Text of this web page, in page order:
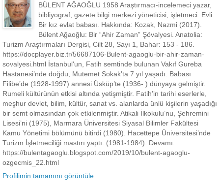
BÜLENT AĞAOĞLU 1958 Araştırmacı-incelemeci yazar,
bibliyograf, gazete bilgi merkezi yöneticisi, işletmeci. Evli.
Bir kız evlat babası. Hakkında: Kozak, Nazmi (2017).
Bülent Ağaoğlu: Bir “Ahir Zaman” Şövalyesi. Anatolia:
Turizm Araştırmaları Dergisi, Cilt 28, Sayı 1, Bahar: 153 - 186.
https://docplayer.biz.tr/56687106-Bulent-agaoglu-bir-ahir-zaman-
sovalyesi.html İstanbul'un, Fatih semtinde bulunan Vakıf Gureba
Hastanesi’nde doğdu, Mutemet Sokak’ta 7 yıl yaşadı. Babası
Filibe’de (1928-1997) annesi Üsküp’te (1936- ) dünyaya gelmiştir.
Rumeli kültürünün etkisi altında yetişmiştir. Fatih’in tarihi eserlerle,
meşhur devlet, bilim, kültür, sanat vs. alanlarda ünlü kişilerin yaşadığı
bir semt olmasından çok etkilenmiştir. Atikali İlkokulu’nu, Şehremini
Lisesi’ni (1975), Marmara Üniversitesi Siyasal Bilimler Fakültesi
Kamu Yönetimi bölümünü bitirdi (1980). Hacettepe Üniversitesi’nde
Turizm İşletmeciliği mastırı yaptı. (1981-1984). Devamı:
https://bulentagaoglu.blogspot.com/2019/10/bulent-agaoglu-
ozgecmis_22.html
Profilimin tamamını görüntüle